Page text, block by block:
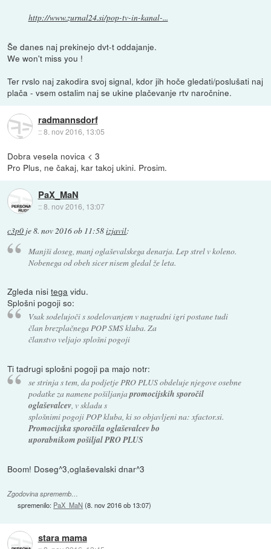
http://www.zurnal24.si/pop-tv-in-kanal-...
Še danes naj prekinejo dvt-t oddajanje.
We won't miss you !
Ter rvslo naj zakodira svoj signal, kdor jih hoče gledati/poslušati naj
plača - vsem ostalim naj se ukine plačevanje rtv naročnine.
radmannsdorf
::8. nov 2016, 13:05
Dobra vesela novica < 3
Pro Plus, ne čakaj, kar takoj ukini. Prosim.
PaX_MaN
::8. nov 2016, 13:07
c3p0 je8. nov 2016 ob 11:58izjavil:
Manjši doseg, manj oglaševalskega denarja. Lep strel v koleno.
Nobenega od obeh sicer nisem gledal že leta.
Zgleda nisitega vidu.
Splošni pogoji so:
Vsak sodelujoči s sodelovanjem v nagradni igri postane tudi
član brezplačnega POP SMS kluba. Za
članstvo veljajo splošni pogoji
Ti tadrugi splošni pogoji pa majo notr:
se strinja s tem, da podjetje PRO PLUS obdeluje njegove osebne
podatke za namene pošiljanjapromocijskih sporočil
oglaševalcev, v skladu s
splošnimi pogoji POP kluba, ki so objavljeni na: xfactor.si.
Promocijska sporočila oglaševalcev bo
uporabnikom pošiljal PRO PLUS
Boom! Doseg^3,oglaševalski dnar^3
Zgodovina sprememb…
spremenilo: PaX_MaN (8. nov 2016 ob 13:07)
stara mama